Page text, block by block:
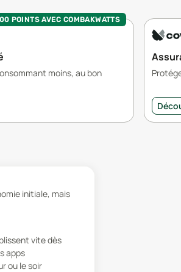
POINTS AVEC COMBAKWATTS
moins, au bon
initiale, mais
vite dès
apps
ou le soir